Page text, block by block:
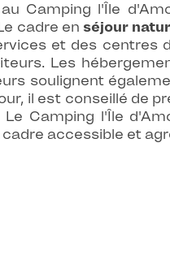
Camping l'Île
cadre en séjour
et des centres
Les
soulignent
il est conseillé de
Camping l'Île
accessible et